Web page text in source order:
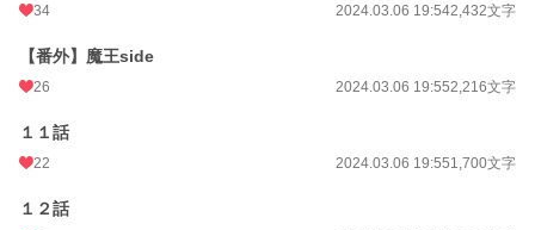
34 2024.03.06 19:542,432文字
【番外】魔王side
26 2024.03.06 19:552,216文字
１１話
22 2024.03.06 19:551,700文字
１２話